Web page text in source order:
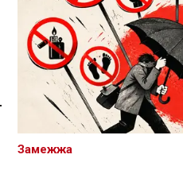
Спасылка без VPN
Замежжа